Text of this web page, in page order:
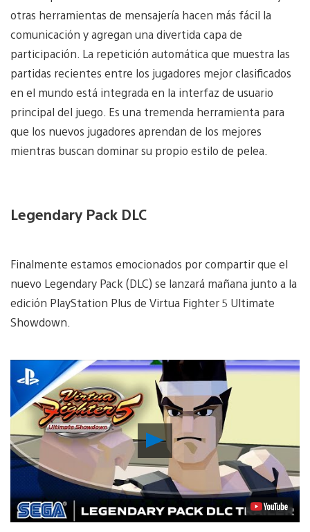
otras herramientas de mensajería hacen más fácil la
comunicación y agregan una divertida capa de
participación. La repetición automática que muestra las
partidas recientes entre los jugadores mejor clasificados
en el mundo está integrada en la interfaz de usuario
principal del juego. Es una tremenda herramienta para
que los nuevos jugadores aprendan de los mejores
mientras buscan dominar su propio estilo de pelea.
Legendary Pack DLC
Finalmente estamos emocionados por compartir que el
nuevo Legendary Pack (DLC) se lanzará mañana junto a la
edición PlayStation Plus de Virtua Fighter 5 Ultimate
Showdown.
Reproducir
Video